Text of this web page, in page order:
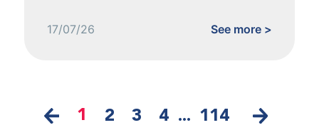
17/07/26 See more >
1 2 3 4 ... 114